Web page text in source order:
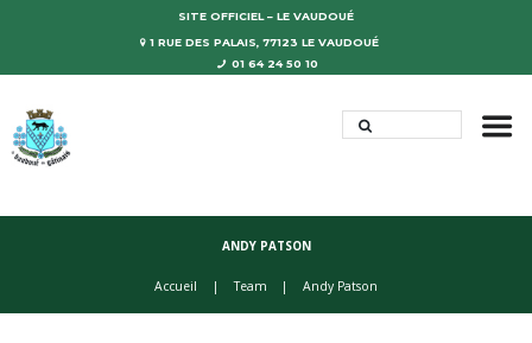
SITE OFFICIEL – LE VAUDOUÉ
1 RUE DES PALAIS, 77123 LE VAUDOUÉ
01 64 24 50 10
ANDY PATSON
Accueil Team Andy Patson